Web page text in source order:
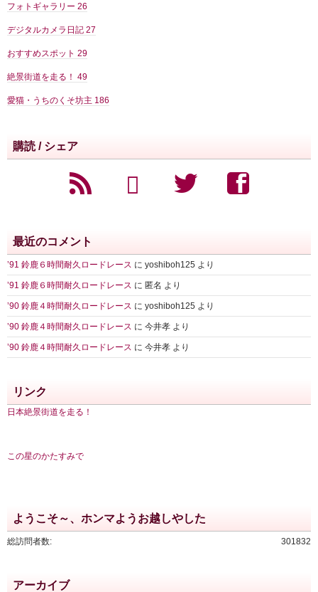
フォトギャラリー 26
デジタルカメラ日記 27
おすすめスポット 29
絶景街道を走る！ 49
愛猫・うちのくそ坊主 186
購読 / シェア
最近のコメント
’91 鈴鹿６時間耐久ロードレース に yoshiboh125 より
’91 鈴鹿６時間耐久ロードレース に 匿名 より
’90 鈴鹿４時間耐久ロードレース に yoshiboh125 より
’90 鈴鹿４時間耐久ロードレース に 今井孝 より
’90 鈴鹿４時間耐久ロードレース に 今井孝 より
リンク
日本絶景街道を走る！
この星のかたすみで
ようこそ～、ホンマようお越しやした
301832
総訪問者数:
アーカイブ